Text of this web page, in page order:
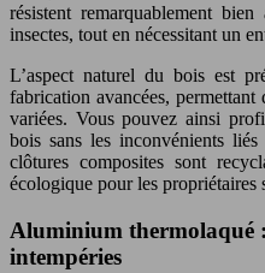
résistent remarquablement
insectes, tout en nécessitant un
L’aspect naturel du bois est
fabrication avancées, permettant
variées. Vous pouvez ainsi
bois sans les inconvénients
clôtures composites sont
écologique pour les propriétaires
Aluminium thermolaqué :
intempéries